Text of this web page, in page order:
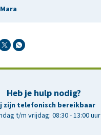
Heb je hulp nodig?
zijn telefonisch bereikbaar
t/m vrijdag: 08:30 - 13:00 uur